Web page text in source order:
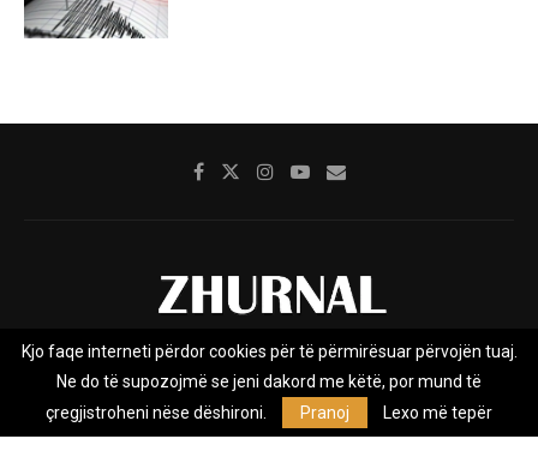
Rreth nesh Impresumi Marketing
Kontakt
Privacy Policy
Zhurnal.mk është Agjenci e Lajmeve e pavarur, e themeluar në vitin
Kjo faqe interneti përdor cookies për të përmirësuar përvojën tuaj.
Ne do të supozojmë se jeni dakord me këtë, por mund të
çregjistroheni nëse dëshironi.
Pranoj Lexo më tepër